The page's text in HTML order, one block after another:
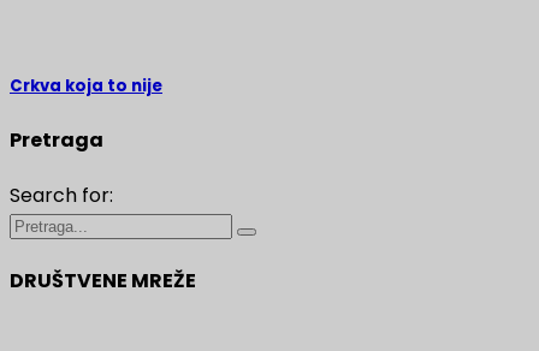
Crkva koja to nije
Pretraga
Search for:
DRUŠTVENE MREŽE